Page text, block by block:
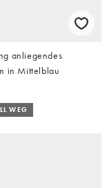
anliegendes
in Mittelblau
WEG